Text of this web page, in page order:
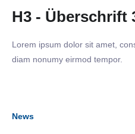
H3 - Überschrift
Lorem ipsum dolor sit amet,
diam nonumy eirmod tempor.
News